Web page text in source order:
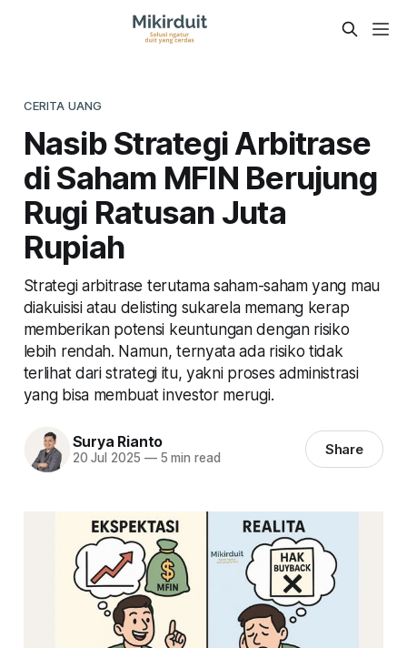
CERITA UANG
Nasib Strategi Arbitrase
di Saham MFIN Berujung
Rugi Ratusan Juta
Rupiah
Strategi arbitrase terutama saham-saham yang mau
diakuisisi atau delisting sukarela memang kerap
memberikan potensi keuntungan dengan risiko
lebih rendah. Namun, ternyata ada risiko tidak
terlihat dari strategi itu, yakni proses administrasi
yang bisa membuat investor merugi.
Surya Rianto
20 Jul 2025 —5 min read Share